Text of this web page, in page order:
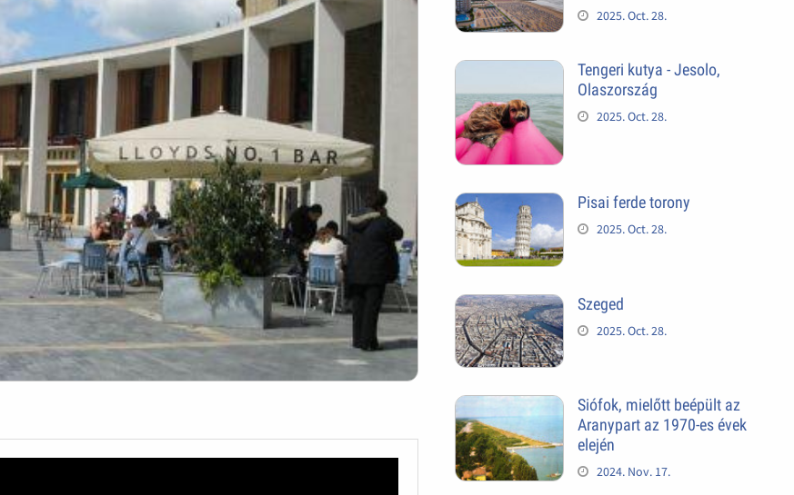
2025. Oct. 28.
Tengeri kutya - Jesolo,
Olaszország
2025. Oct. 28.
Pisai ferde torony
2025. Oct. 28.
Szeged
2025. Oct. 28.
Siófok, mielőtt beépült az
Aranypart az 1970-es évek
elején
2024. Nov. 17.